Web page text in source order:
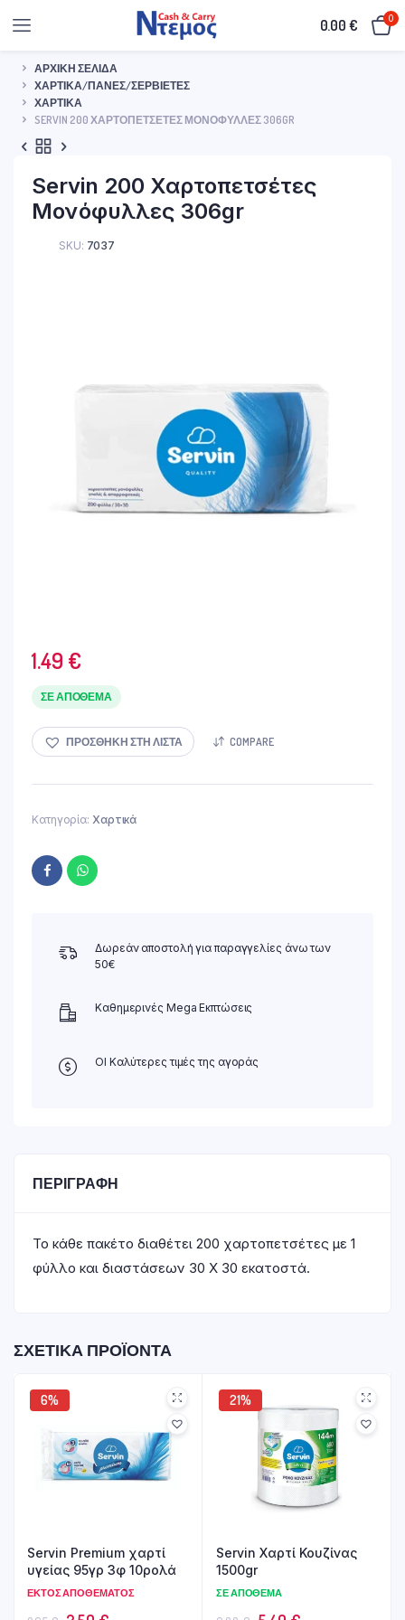
0.00€ 0
ΑΡΧΙΚΉ ΣΕΛΊΔΑ
ΧΑΡΤΙΚΆ/ΠΆΝΕΣ/ΣΕΡΒΙΈΤΕΣ
ΧΑΡΤΙΚΆ
SERVIN 200 ΧΑΡΤΟΠΕΤΣΈΤΕΣ ΜΟΝΌΦΥΛΛΕΣ 306GR
Servin 200 Χαρτοπετσέτες
Μονόφυλλες 306gr
SKU: 7037
1.49 €
ΣΕ ΑΠΌΘΕΜΑ
ΠΡΟΣΘΉΚΗ ΣΤΗ ΛΊΣΤΑ COMPARE
Κατηγορία: Χαρτικά
Δωρεάν αποστολή για παραγγελίες άνω των
50€
Καθημερινές Mega Εκπτώσεις
ΟΙ Καλύτερες τιμές της αγοράς
ΠΕΡΙΓΡΑΦΉ
Το κάθε πακέτο διαθέτει 200 χαρτοπετσέτες με 1
φύλλο και διαστάσεων 30 Χ 30 εκατοστά.
ΣΧΕΤΙΚΆ ΠΡΟΪΌΝΤΑ
6%
Servin Premium χαρτί
υγείας 95γρ 3φ 10ρολά
ΕΚΤΌΣ ΑΠΟΘΈΜΑΤΟΣ
21%
Servin Χαρτί Κουζίνας
1500gr
ΣΕ ΑΠΌΘΕΜΑ